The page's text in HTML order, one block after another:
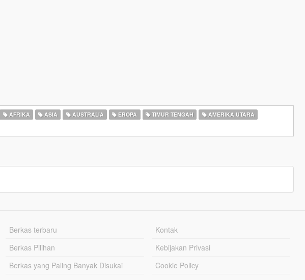
AFRIKA ASIA AUSTRALIA EROPA TIMUR TENGAH
AMERIKA UTARA
Berkas terbaru
Berkas Pilihan
Berkas yang Paling Banyak Disukai
Kontak
Kebijakan Privasi
Cookie Policy